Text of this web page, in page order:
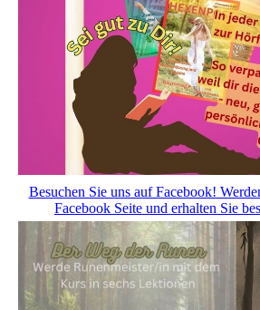
Besuchen Sie uns auf Facebook!
Facebook Seite und erhalten Sie